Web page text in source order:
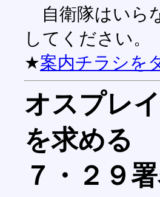
自衛隊はいら
してください。
★案内チラシを
オスプレ
を求める
７・２９